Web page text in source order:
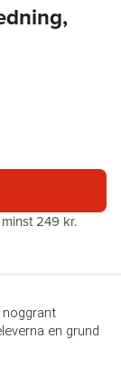
249 kr.
noggrant
en grund